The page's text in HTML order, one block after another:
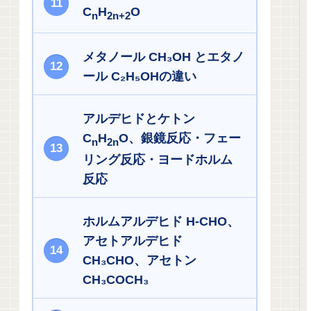
CnH2n+2O
メタノール CH₃OH とエタノ
ール C₂H₅OHの違い
アルデヒドとケトン
CnH2nO、銀鏡反応・フェー
リング反応・ヨードホルム
反応
ホルムアルデヒド H-CHO、
アセトアルデヒド
CH₃CHO、アセトン
CH₃COCH₃